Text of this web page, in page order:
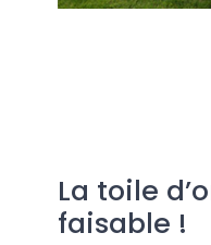
La toile
faisable !